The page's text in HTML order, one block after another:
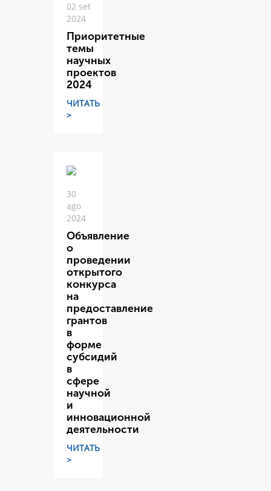
02 set
2024
Приоритетные
темы
научных
проектов
2024
ЧИТАТЬ
>
30
ago
2024
Объявление
о
проведении
открытого
конкурса
на
предоставление
грантов
в
форме
субсидий
в
сфере
научной
и
инновационной
деятельности
ЧИТАТЬ
>